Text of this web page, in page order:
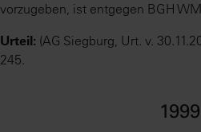
vorzugeben, ist entgegen BGH
Urteil: (AG Siegburg, Urt. v.
245.
1999